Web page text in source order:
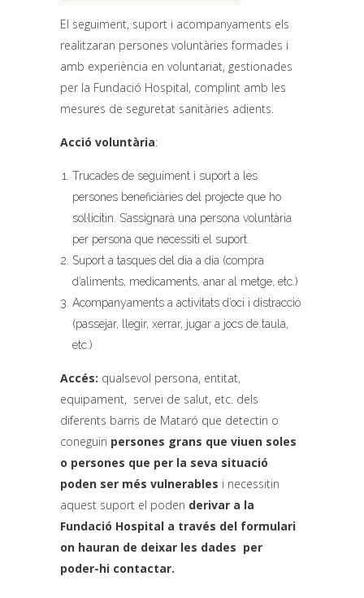
El seguiment, suport i acompanyaments els
realitzaran persones voluntàries formades i
amb experiència en voluntariat, gestionades
per la Fundació Hospital, complint amb les
mesures de seguretat sanitàries adients.
Acció voluntària:
Trucades de seguiment i suport a les
persones beneficiàries del projecte que ho
sol·licitin. S’assignarà una persona voluntària
per persona que necessiti el suport.
Suport a tasques del dia a dia (compra
d’aliments, medicaments, anar al metge, etc.)
Acompanyaments a activitats d’oci i distracció
(passejar, llegir, xerrar, jugar a jocs de taula,
etc.)
Accés: qualsevol persona, entitat,
equipament, servei de salut, etc. dels
diferents barris de Mataró que detectin o
coneguin persones grans que viuen soles
o persones que per la seva situació
poden ser més vulnerables i necessitin
aquest suport el poden derivar a la
Fundació Hospital a través del formulari
on hauran de deixar les dades per
poder-hi contactar.